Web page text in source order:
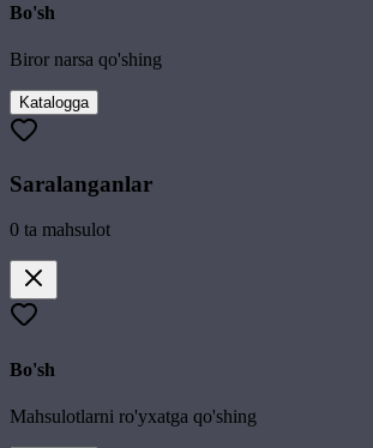
Bo'sh
Biror narsa qo'shing
Katalogga
Saralanganlar
0 ta mahsulot
Bo'sh
Mahsulotlarni ro'yxatga qo'shing